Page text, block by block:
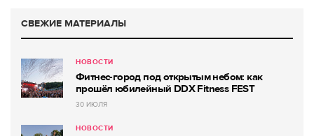
СВЕЖИЕ МАТЕРИАЛЫ
НОВОСТИ
Фитнес-город под открытым небом: как
прошёл юбилейный DDX Fitness FEST
30 ИЮЛЯ
НОВОСТИ